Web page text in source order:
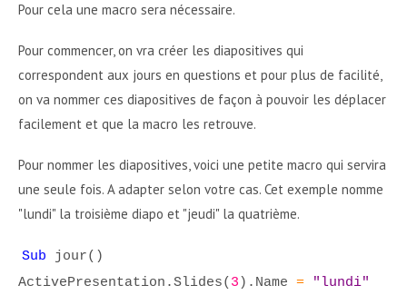
Pour cela une macro sera nécessaire.
Pour commencer, on vra créer les diapositives qui
correspondent aux jours en questions et pour plus de facilité,
on va nommer ces diapositives de façon à pouvoir les déplacer
facilement et que la macro les retrouve.
Pour nommer les diapositives, voici une petite macro qui servira
une seule fois. A adapter selon votre cas. Cet exemple nomme
"lundi" la troisième diapo et "jeudi" la quatrième.
Sub jour()
ActivePresentation.Slides( 3 ).Name =
"lundi"